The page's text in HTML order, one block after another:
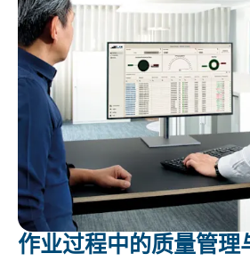
作业过程中的质量管理